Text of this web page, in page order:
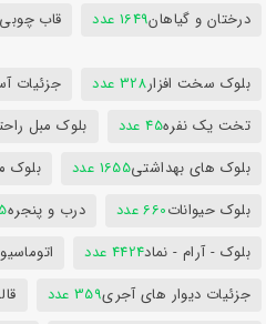
درختان و گیاهان1649 عدد قاب چوبی
بلوک سخت افزار328 عدد جزئیات
تخت یک نفره45 عدد بلوک مبل
بلوک های بهداشتی1655 عدد بلوک
بلوک حیوانات660 عدد درب و پنجره
بلوک - آرام - نماد4424 عدد
جزئیات دیوار های آجری359 عدد